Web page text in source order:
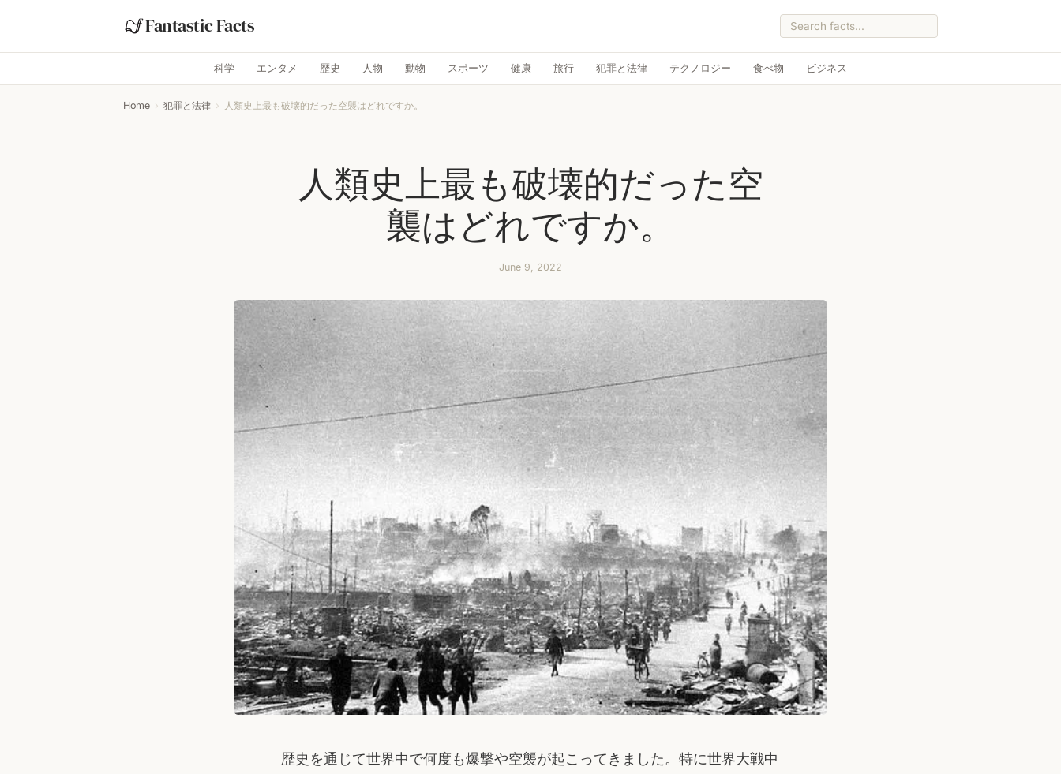
Fantastic Facts
科学 エンタメ 歴史 人物 動物 スポーツ 健康 旅行 犯罪と法律 テクノロジー 食べ物 ビジネス
Home › 犯罪と法律 › 人類史上最も破壊的だった空襲はどれですか。
人類史上最も破壊的だった空
襲はどれですか。
June 9, 2022
歴史を通じて世界中で何度も爆撃や空襲が起こってきました。特に世界大戦中